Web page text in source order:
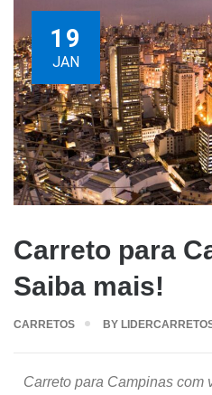
19
JAN
Carreto para
Saiba mais!
CARRETOS BY
Carreto para Campinas com